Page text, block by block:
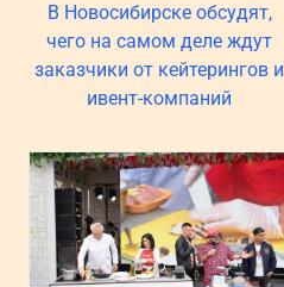
В Новосибирске обсудят,
чего на самом деле ждут
заказчики от кейтерингов и
ивент-компаний